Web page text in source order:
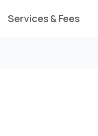
Services & Fees